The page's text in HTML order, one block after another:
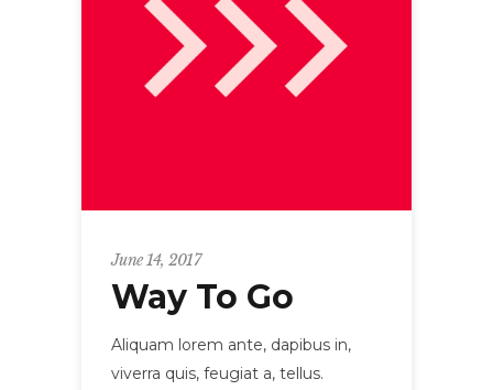
June 14, 2017
Way To Go
Aliquam lorem ante, dapibus in,
viverra quis, feugiat a, tellus.